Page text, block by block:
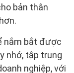
bản thân
nắm bắt được
nhớ, tập trung
nghiệp, với